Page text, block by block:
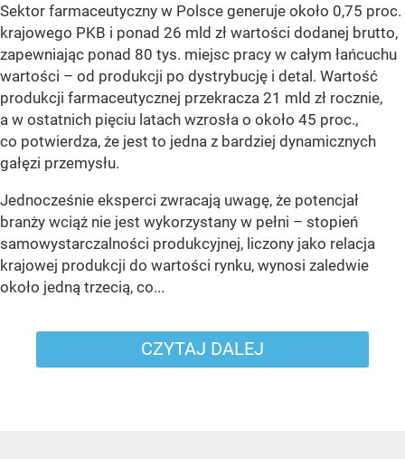
Sektor farmaceutyczny w Polsce generuje około 0,75 proc.
krajowego PKB i ponad 26 mld zł wartości dodanej brutto,
zapewniając ponad 80 tys. miejsc pracy w całym łańcuchu
wartości – od produkcji po dystrybucję i detal. Wartość
produkcji farmaceutycznej przekracza 21 mld zł rocznie,
a w ostatnich pięciu latach wzrosła o około 45 proc.,
co potwierdza, że jest to jedna z bardziej dynamicznych
gałęzi przemysłu.
Jednocześnie eksperci zwracają uwagę, że potencjał
branży wciąż nie jest wykorzystany w pełni – stopień
samowystarczalności produkcyjnej, liczony jako relacja
krajowej produkcji do wartości rynku, wynosi zaledwie
około jedną trzecią, co...
CZYTAJ DALEJ